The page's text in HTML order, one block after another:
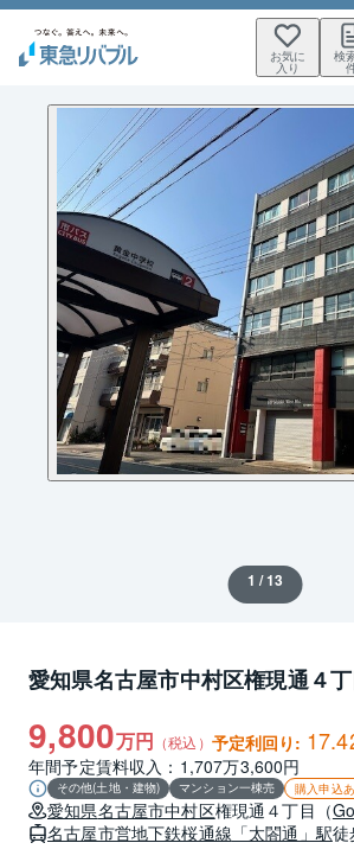
お気に
入り
検
1 / 13
愛知県名古屋市中村区権現通４丁
9,800万円 （税込） 予定利回り:
年間予定賃料収入：1,707万3,600円
その他(土地・建物) マンション一棟売 購入申込
愛知県名古屋市中村区権現通４丁目 （
名古屋市営地下鉄桜通線 「太閤通」駅徒